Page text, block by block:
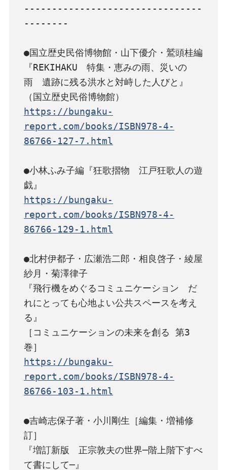
--------------------------------
--------
●国立歴史民俗博物館・山下優介・鷲頭桂編
『REKIHAKU　特集・恵みの雨、災いの
雨　遺跡に残る洪水と対峙した人びと』
https://bungaku-
report.com/books/ISBN978-4-
86766-127-7.html
●小林ふみ子編『狂歌摺物　江戸狂歌人の遊
https://bungaku-
report.com/books/ISBN978-4-
86766-129-1.html
●北村伊都子・広瀬浩二郎・相良啓子・綾屋
紗月・菊澤律子
『飛行機をめぐるコミュニケーション　だ
れにとっても心地よい公共スペースを考え
る』
［コミュニケーションの未来を創る 第3
https://bungaku-
report.com/books/ISBN978-4-
86766-103-1.html
●吉崎志保子著・小川剛生［編集・増補修
訂］
『増訂新版　正宗敦夫の世界─階上階下すべ